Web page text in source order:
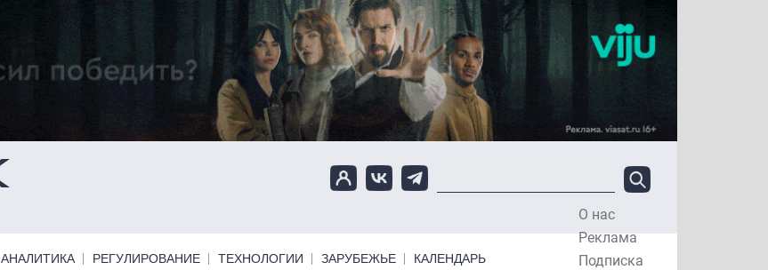
О нас
Реклама
Подписка
АНАЛИТИКА РЕГУЛИРОВАНИЕ ТЕХНОЛОГИИ ЗАРУБЕЖЬЕ КАЛЕНДАРЬ